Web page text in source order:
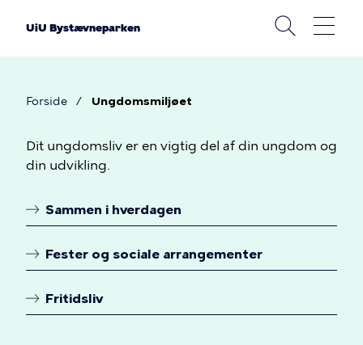
UiU Bystævneparken
Forside Ungdomsmiljøet
Ungdomsmiljøet
Dit ungdomsliv er en vigtig del af din ungdom og
din udvikling.
Sammen i hverdagen
Fester og sociale arrangementer
Fritidsliv